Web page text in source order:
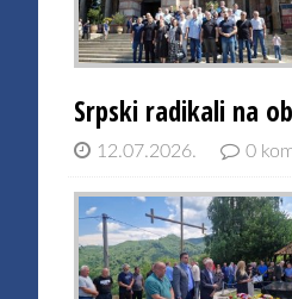
Srpski radikali na
12.07.2026. 0